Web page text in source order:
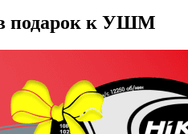
подарок к УШМ